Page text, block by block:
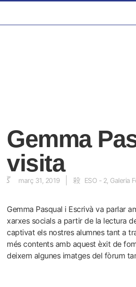
Gemma
visita
març 31, 2019 ESO - 2 Galeria
Gemma Pasqual i Escrivà va parlar
xarxes socials a partir de la lectura
captivat els nostres alumnes tant a
més contents amb aquest èxit de
deixem algunes imatges del fòrum